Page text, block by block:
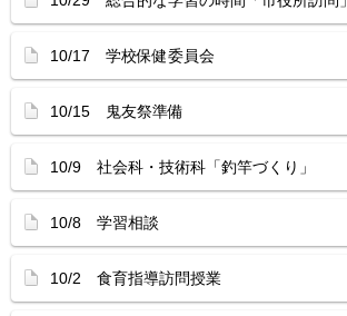
10/17 学校保健委員会
10/15 鬼友祭準備
10/9 社会科・技術科「釣竿づくり」
10/8 学習相談
10/2 食育指導訪問授業